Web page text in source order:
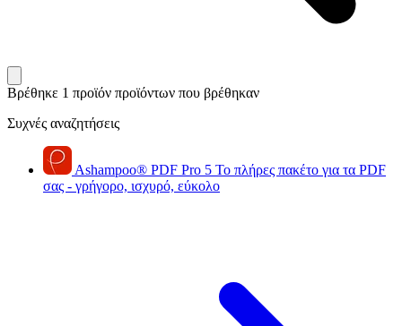
Βρέθηκε 1 προϊόν προϊόντων που βρέθηκαν
Συχνές αναζητήσεις
Ashampoo® PDF Pro 5 Το πλήρες πακέτο για τα PDF
σας - γρήγορο, ισχυρό, εύκολο